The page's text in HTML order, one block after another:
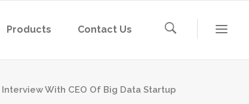
Products Contact Us
Interview With CEO Of Big Data Startup